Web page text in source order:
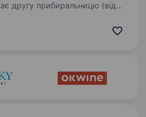
другу прибиральницю (від
Місце роботи: Kids Galaxy,